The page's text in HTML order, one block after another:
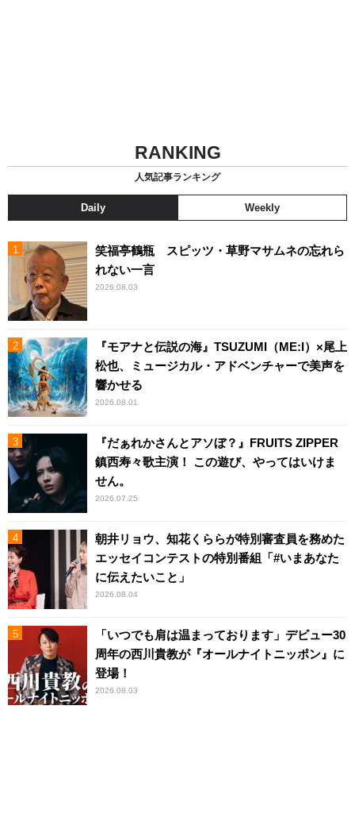
RANKING
人気記事ランキング
Daily Weekly
笑福亭鶴瓶 スピッツ・草野マサムネの忘れら
れない一言
2026.08.03
『モアナと伝説の海』TSUZUMI（ME:I）×尾上
松也、ミュージカル・アドベンチャーで美声を
響かせる
2026.08.01
『だぁれかさんとアソぼ？』FRUITS ZIPPER
鎮西寿々歌主演！ この遊び、やってはいけま
せん。
2026.07.25
朝井リョウ、知花くららが特別審査員を務めた
エッセイコンテストの特別番組「#いまあなた
に伝えたいこと」
2026.08.04
「いつでも肩は温まっております」デビュー30
周年の西川貴教が『オールナイトニッポン』に
登場！
2026.08.03